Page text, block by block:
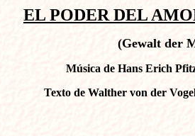
EL PODER DEL
(Gewalt der
Música de Hans Erich
Texto de Walther von der